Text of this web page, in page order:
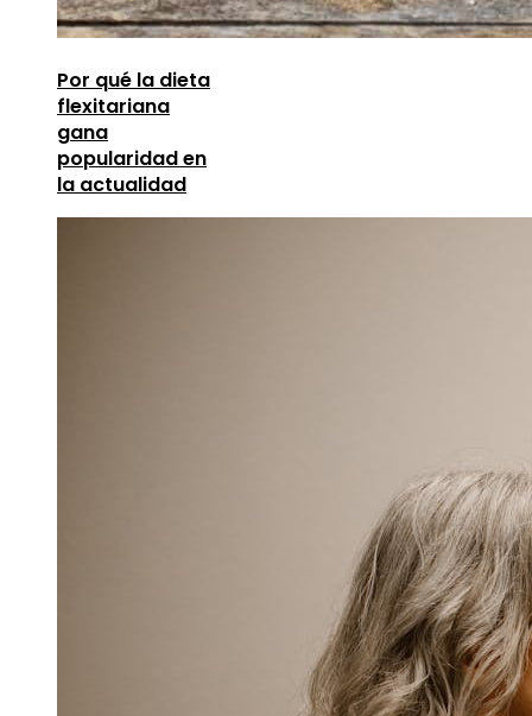
Por qué la dieta
flexitariana
gana
popularidad en
la actualidad